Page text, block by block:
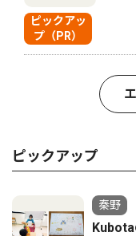
ピックアッ
プ（PR）
ピックアップ
秦野